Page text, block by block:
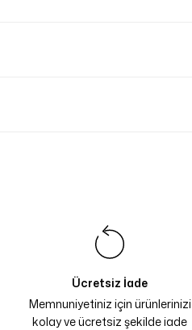
Ücretsiz İade
Memnuniyetiniz için ürünlerinizi
kolay ve ücretsiz şekilde iade